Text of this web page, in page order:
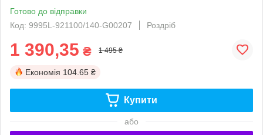
Готово до відправки
Код: 9995L-921100/140-G00207
Роздріб
1 390,35 ₴ 1 495 ₴
Економія 104.65 ₴
Купити
або